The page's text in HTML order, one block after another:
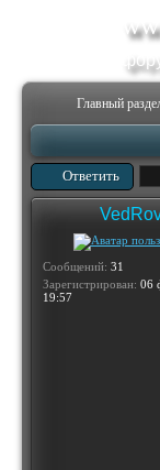
Главный
Ответить
Сообщений: 31
Зарегистрирован: 06
19:57